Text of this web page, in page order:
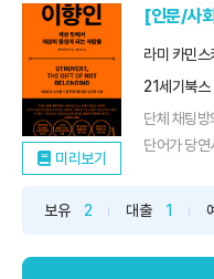
미리보기
[인문/사
라미 카민
21세기북스
단체 채팅
단어가 당연
해왔다. 정
보유 2 대출 1